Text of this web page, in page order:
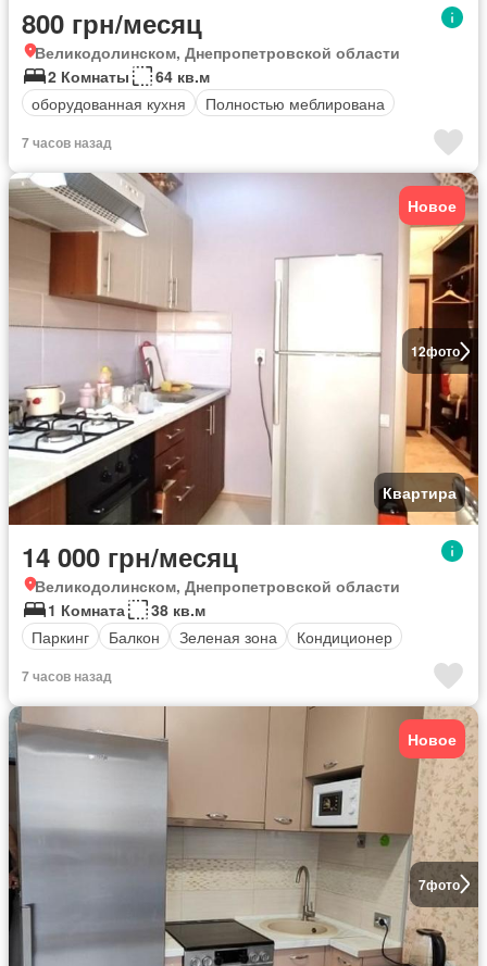
800 грн/месяц
Великодолинском, Днепропетровской области
2 Комнаты
64 кв.м
оборудованная кухня
Полностью меблирована
7 часов назад
12фото
Новое
Квартира
14 000 грн/месяц
Великодолинском, Днепропетровской области
1 Комната
38 кв.м
Паркинг
Балкон Зеленая зона Кондиционер
7 часов назад
7фото
Новое